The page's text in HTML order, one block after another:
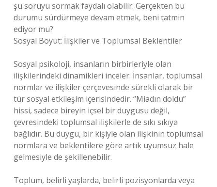
şu soruyu sormak faydalı olabilir: Gerçekten bu
durumu sürdürmeye devam etmek, beni tatmin
ediyor mu?
Sosyal Boyut: İlişkiler ve Toplumsal Beklentiler
Sosyal psikoloji, insanların birbirleriyle olan
ilişkilerindeki dinamikleri inceler. İnsanlar, toplumsal
normlar ve ilişkiler çerçevesinde sürekli olarak bir
tür sosyal etkileşim içerisindedir. “Miadın doldu”
hissi, sadece bireyin içsel bir duygusu değil,
çevresindeki toplumsal ilişkilerle de sıkı sıkıya
bağlıdır. Bu duygu, bir kişiyle olan ilişkinin toplumsal
normlara ve beklentilere göre artık uyumsuz hale
gelmesiyle de şekillenebilir.
Toplum, belirli yaşlarda, belirli pozisyonlarda veya